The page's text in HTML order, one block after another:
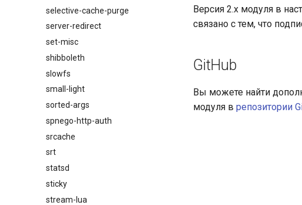
selective-cache-purge
server-redirect
set-misc
shibboleth
slowfs
small-light
sorted-args
spnego-http-auth
srcache
srt
statsd
sticky
stream-lua
Версия 2.x модуля в
связано с тем, что
GitHub
Вы можете найти
модуля в репозитории